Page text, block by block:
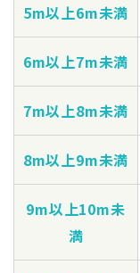
5m以上6m未満
6m以上7m未満
7m以上8m未満
8m以上9m未満
9m以上10m未
満